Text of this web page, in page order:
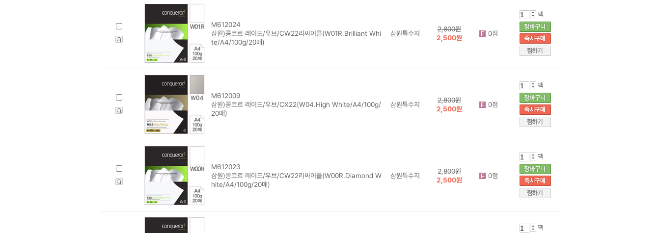
M612024
삼원)콩코르 레이드/우브/CW22리싸이클(W01R.Brilliant Whi
te/A4/100g/20매)
삼원특수지
2,800원
2,500원
0점
팩
M612009
삼원)콩코르 레이드/우브/CX22(W04.High White/A4/100g/
20매)
삼원특수지
2,800원
2,500원
0점
팩
M612023
삼원)콩코르 레이드/우브/CW22리싸이클(W00R.Diamond W
hite/A4/100g/20매)
삼원특수지
2,800원
2,500원
0점
팩
팩